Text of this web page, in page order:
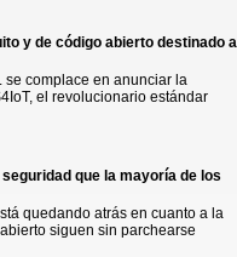
y de código abierto destinado a
complace en anunciar la
el revolucionario estándar
que la mayoría de los
quedando atrás en cuanto a la
siguen sin parchearse